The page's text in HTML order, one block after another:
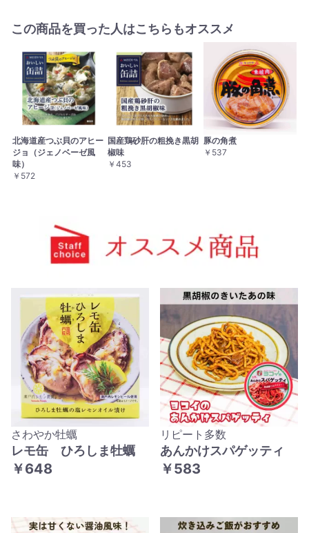
この商品を買った人はこちらもオススメ
北海道産つぶ貝のアヒー
ジョ（ジェノベーゼ風
味）
￥572
国産鶏砂肝の粗挽き黒胡
椒味
￥453
豚の角煮
￥537
さわやか牡蠣
レモ缶 ひろしま牡蠣
￥648
リピート多数
あんかけスパゲッティ
￥583